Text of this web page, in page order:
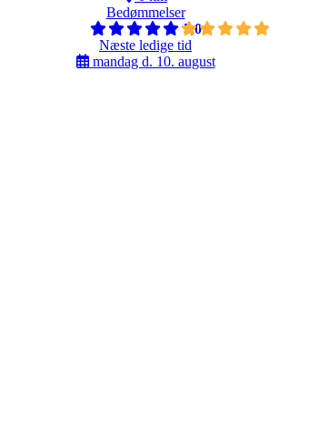
Bedømmelser
5,0
Næste ledige tid
mandag d. 10. august